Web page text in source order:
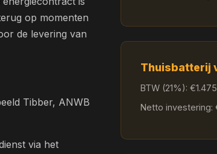
op momenten
de levering van
Tibber, ANWB
via het
Thuisbatterij
BTW (21%):
Netto investering: